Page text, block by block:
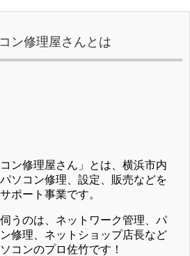
ン修理屋さんとは
ン修理屋さん」とは、横浜市内
ソコン修理、設定、販売などを
ポート事業です。
うのは、ネットワーク管理、パ
修理、ネットショップ店長など
コンのプロ佐竹です！